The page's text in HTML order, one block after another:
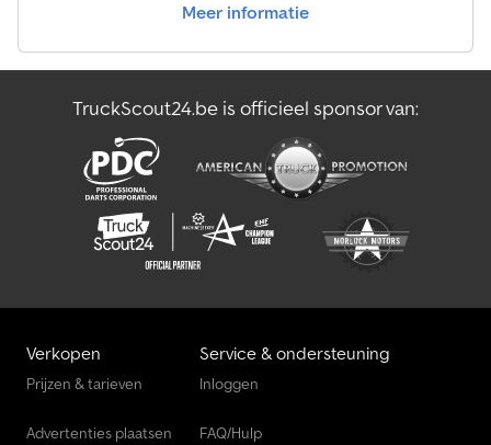
Meer informatie
TruckScout24.be is officieel sponsor van:
Verkopen
Prijzen & tarieven
Advertenties plaatsen
Service & ondersteuning
Inloggen
FAQ/Hulp